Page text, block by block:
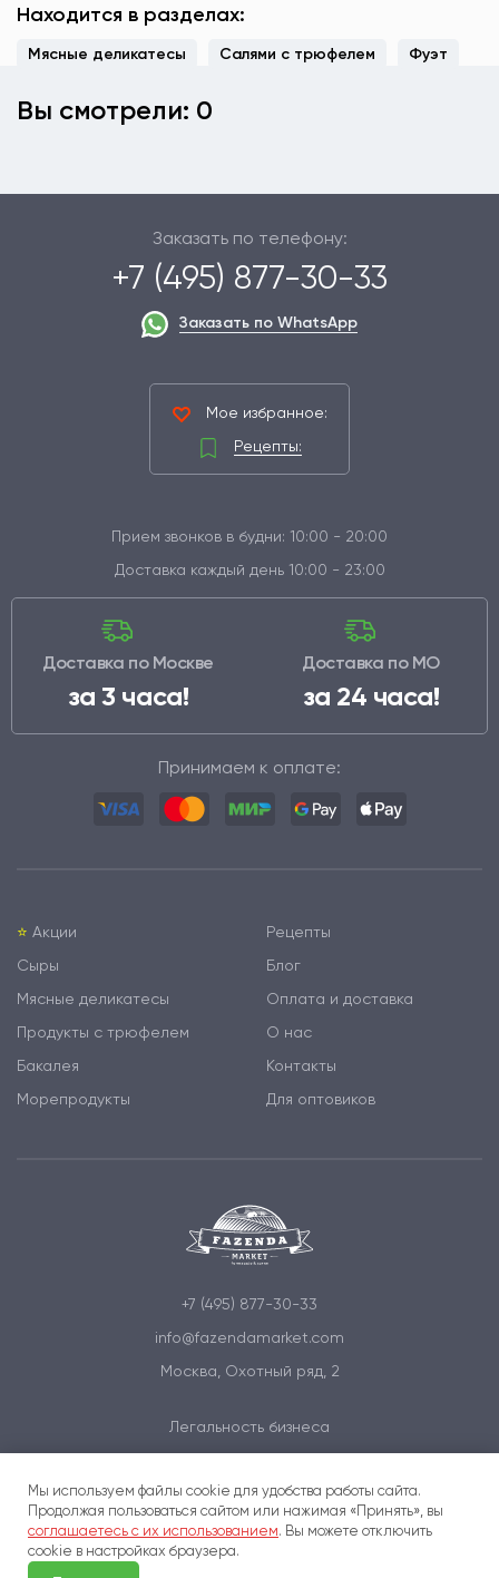
Находится в разделах:
Мясные деликатесы Салями с трюфелем Фуэт
Вы смотрели: 0
Заказать по телефону:
+7 (495) 877-30-33
Заказать по WhatsApp
Мое избранное:
Рецепты:
Прием звонков в будни: 10:00 - 20:00
Доставка каждый день 10:00 - 23:00
Доставка по Москве
за 3 часа!
Доставка по МО
за 24 часа!
Принимаем к оплате:
⭐️ Акции
Сыры
Мясные деликатесы
Продукты с трюфелем
Бакалея
Морепродукты
Рецепты
Блог
Оплата и доставка
О нас
Контакты
Для оптовиков
+7 (495) 877-30-33
info@fazendamarket.com
Москва, Охотный ряд, 2
Легальность бизнеса
Условия и соглашения
Мы используем файлы cookie для удобства работы сайта.
Продолжая пользоваться сайтом или нажимая «Принять», вы
соглашаетесь с их использованием. Вы можете отключить
cookie в настройках браузера.